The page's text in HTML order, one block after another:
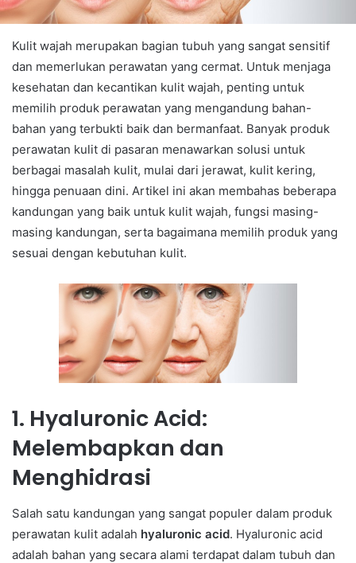
Kulit wajah merupakan bagian tubuh yang sangat sensitif
dan memerlukan perawatan yang cermat. Untuk menjaga
kesehatan dan kecantikan kulit wajah, penting untuk
memilih produk perawatan yang mengandung bahan-
bahan yang terbukti baik dan bermanfaat. Banyak produk
perawatan kulit di pasaran menawarkan solusi untuk
berbagai masalah kulit, mulai dari jerawat, kulit kering,
hingga penuaan dini. Artikel ini akan membahas beberapa
kandungan yang baik untuk kulit wajah, fungsi masing-
masing kandungan, serta bagaimana memilih produk yang
sesuai dengan kebutuhan kulit.
1. Hyaluronic Acid:
Melembapkan dan
Menghidrasi
Salah satu kandungan yang sangat populer dalam produk
perawatan kulit adalah hyaluronic acid. Hyaluronic acid
adalah bahan yang secara alami terdapat dalam tubuh dan